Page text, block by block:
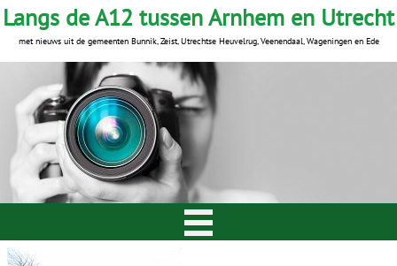
Langs de A12 tussen Arnhem en Utrecht
met nieuws uit de gemeenten Bunnik, Zeist, Utrechtse Heuvelrug, Veenendaal, Wageningen en Ede